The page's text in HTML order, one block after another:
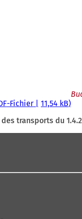
-Fichier 11,54 kB
transports du